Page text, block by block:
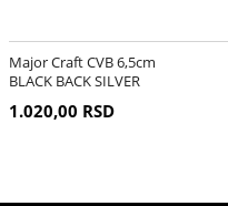
Major Craft CVB 6,5cm
BLACK BACK SILVER
1.020,00 RSD